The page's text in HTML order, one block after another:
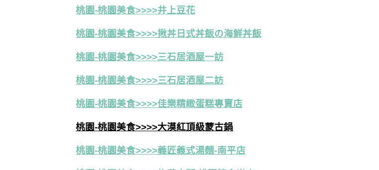
桃園-桃園美食>>>>井上豆花
桃園-桃園美食>>>>揪丼日式丼飯の海鮮丼飯
桃園-桃園美食>>>>三石居酒屋一訪
桃園-桃園美食>>>>三石居酒屋二訪
桃園-桃園美食>>>>佳樂精緻蛋糕專賣店
桃園-桃園美食>>>>大漠紅頂級蒙古鍋
桃園-桃園美食>>>>義匠義式湯麵-南平店